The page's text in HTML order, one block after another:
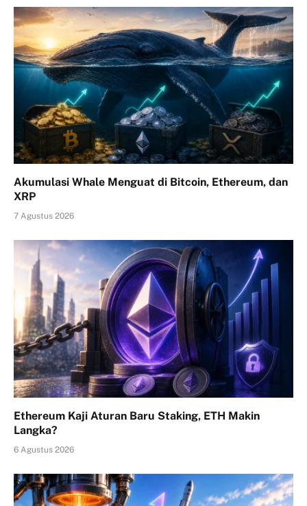
Akumulasi Whale Menguat di Bitcoin, Ethereum, dan
XRP
7 Agustus 2026
Ethereum Kaji Aturan Baru Staking, ETH Makin
Langka?
6 Agustus 2026